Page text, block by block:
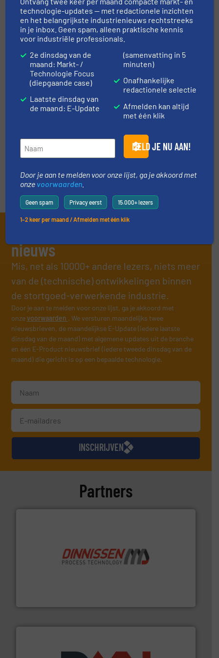
De toekomst van Bulk Handling is
elektrisch
22 december 2022
ActiFlow bulk solid activator:
gecontroleerde trillingen houden
het materiaal in beweging
1 februari 2023
nieuws
Mis, net als 10000+ andere lezers, niets meer
van de (technische) ontwikkelingen binnen
de stortgoed-verwerkende industrie.
Door je aan te melden voor onze lijst, ga je akkoord met
onzevoorwaarden . We versturen maandelijks twee
nieuwsbrieven, de maandelijkse E-Update (iedere laatste
dinsdag van de maand) met algemene updates uit de branche
en één E-Product nieuwsbrief (iedere tweede dinsdag van de
maand) die gericht is op een bepaalde technologie.
INSCHRIJVEN
Partners
technologie-updates — met redactionele inzichten
en het belangrijkste industrienieuws rechtstreeks
in je inbox. Geen spam, alleen praktische kennis
voor industriële professionals.
2e dinsdag van de
maand: Markt- /
Technologie Focus
(diepgaande case)
Laatste dinsdag van
de maand: E-Update
(samenvatting in 5
minuten)
Onafhankelijke
redactionele selectie
Afmelden kan altijd
met één klik
MELD JE NU AAN!
Door je aan te melden voor onze lijst, ga je akkoord met
onze voorwaarden
Geen spam Privacy eerst 15.000+ lezers
1–2 keer per maand / Afmelden met één klik